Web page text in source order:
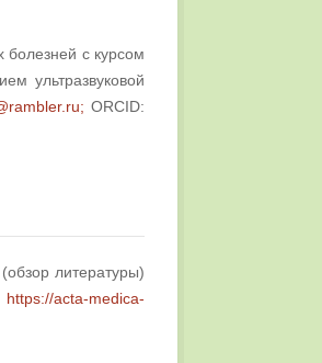
болезней с курсом
ультразвуковой
ORCID:
литературы)
https://acta-medica-